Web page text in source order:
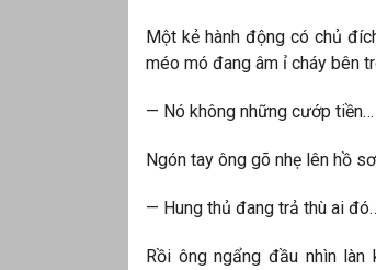
Một kẻ hành động có chủ
méo mó đang âm ỉ cháy bên
— Nó không những cướp tiền…
Ngón tay ông gõ nhẹ lên hồ
— Hung thủ đang trả thù ai
Rồi ông ngẩng đầu nhìn